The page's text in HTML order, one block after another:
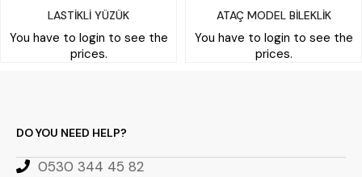
LASTİKLİ YÜZÜK
You have to login to see the
prices.
ATAÇ MODEL BİLEKLİK
You have to login to see the
prices.
DO YOU NEED HELP?
0530 344 45 82